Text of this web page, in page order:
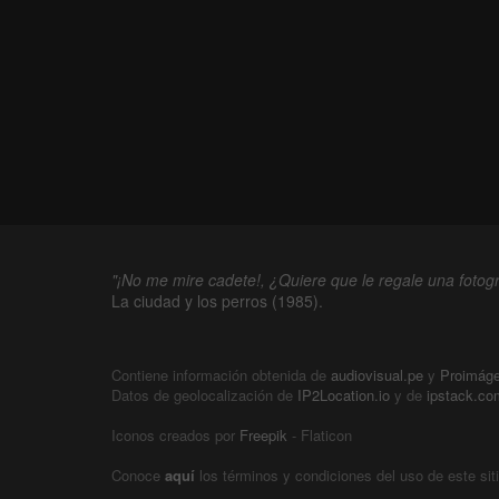
"¡No me mire cadete!, ¿Quiere que le regale una
La ciudad y los perros (1985).
Contiene información obtenida de audiovisual.pe y
Datos de geolocalización de IP2Location.io y de
Iconos creados por Freepik - Flaticon
Conoce aquí los términos y condiciones del uso de este